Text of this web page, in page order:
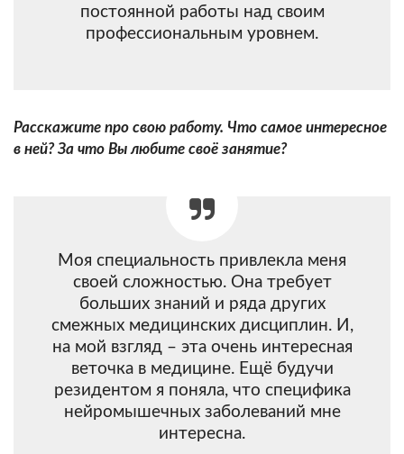
постоянной работы над своим
профессиональным уровнем.
Расскажите про свою работу. Что самое интересное
в ней? За что Вы любите своё занятие?
Моя специальность привлекла меня
своей сложностью. Она требует
больших знаний и ряда других
смежных медицинских дисциплин. И,
на мой взгляд – эта очень интересная
веточка в медицине. Ещё будучи
резидентом я поняла, что специфика
нейромышечных заболеваний мне
интересна.